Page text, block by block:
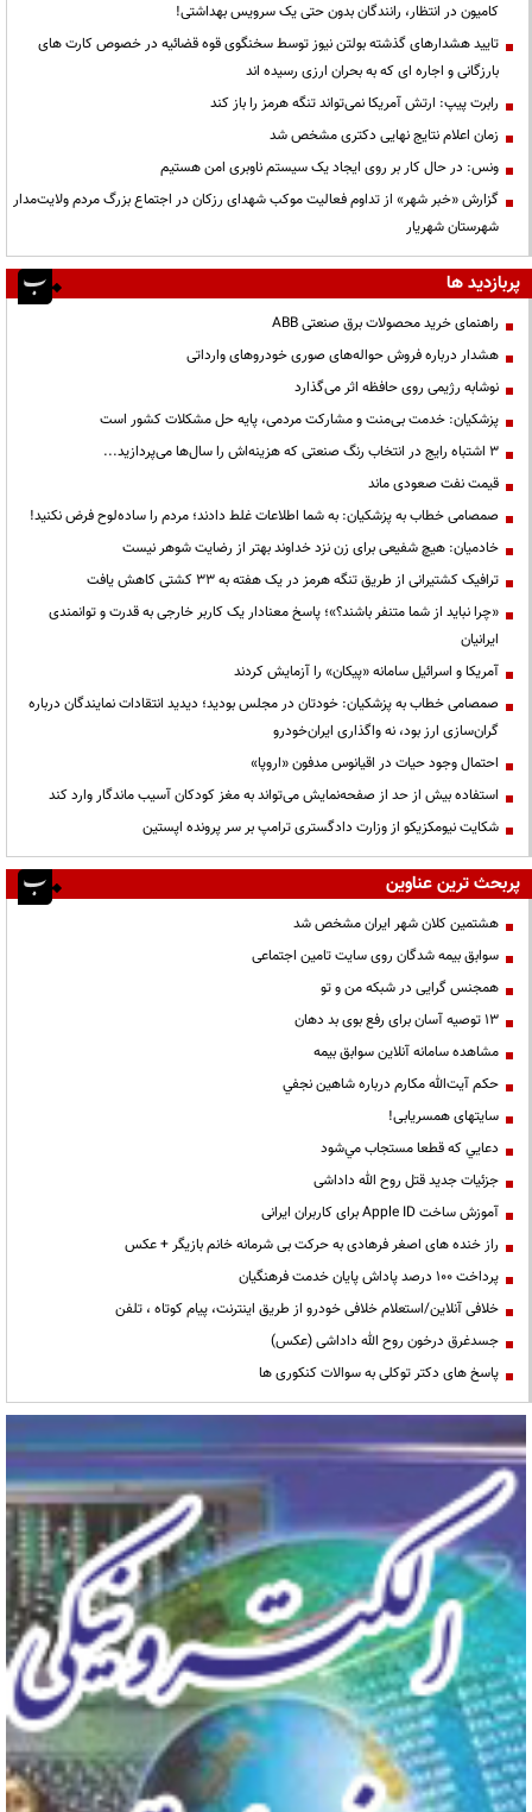
کامیون در انتظار، رانندگان بدون حتی یک سرویس بهداشتی!
تایید هشدارهای گذشته بولتن نیوز توسط سخنگوی قوه قضائیه در خصوص کارت های
بارزگانی و اجاره ای که به بحران ارزی رسیده اند
رابرت پیپ: ارتش آمریکا نمی‌تواند تنگه هرمز را باز کند
زمان اعلام نتایج نهایی دکتری مشخص شد
ونس: در حال کار بر روی ایجاد یک سیستم ناوبری امن هستیم
گزارش «خبر شهر» از تداوم فعالیت موکب شهدای رزکان در اجتماع بزرگ مردم ولایت‌مدار
شهرستان شهریار
پربازدید ها
راهنمای خرید محصولات برق صنعتی ABB
هشدار درباره فروش حواله‌های صوری خودروهای وارداتی
نوشابه رژیمی روی حافظه اثر می‌گذارد
پزشکیان: خدمت بی‌منت و مشارکت مردمی، پایه حل مشکلات کشور است
3 اشتباه رایج در انتخاب رنگ صنعتی که هزینه‌اش را سال‌ها می‌پردازید...
قیمت نفت صعودی ماند
صمصامی خطاب به پزشکیان: به شما اطلاعات غلط دادند؛ مردم را ساده‌لوح فرض نکنید!
خادمیان: هیچ شفیعی برای زن نزد خداوند بهتر از رضایت شوهر نیست
ترافیک کشتیرانی از طریق تنگه هرمز در یک هفته به ۳۳ کشتی کاهش یافت
«چرا نباید از شما متنفر باشند؟»؛ پاسخ معنادار یک کاربر خارجی به قدرت و توانمندی
ایرانیان
آمریکا و اسرائیل سامانه «پیکان» را آزمایش کردند
صمصامی خطاب به پزشکیان: خودتان در مجلس بودید؛ دیدید انتقادات نمایندگان درباره
گران‌سازی ارز بود، نه واگذاری ایران‌خودرو
احتمال وجود حیات در اقیانوس مدفون «اروپا»
استفاده بیش از حد از صفحه‌نمایش می‌تواند به مغز کودکان آسیب ماندگار وارد کند
شکایت نیومکزیکو از وزارت دادگستری ترامپ بر سر پرونده اپستین
پربحث ترین عناوین
هشتمین کلان شهر ایران مشخص شد
سوابق بیمه شدگان روی سایت تامین اجتماعی
همجنس گرایی در شبکه من و تو
13 توصیه آسان برای رفع بوی بد دهان
مشاهده سامانه آنلاين سوابق بیمه
حكم آيت‌الله مكارم درباره شاهين نجفي
سایتهای همسریابی!
دعايي كه قطعا مستجاب مي‌شود
جزئیات جدید قتل روح الله داداشی
آموزش ساخت Apple ID برای کاربران ایرانی
راز خنده های اصغر فرهادی به حرکت بی شرمانه خانم بازیگر + عکس
پرداخت ۱۰۰ درصد پاداش پایان خدمت فرهنگیان
خلافی آنلاین/استعلام خلافی خودرو از طریق اینترنت، پیام کوتاه ، تلفن
جسدغرق درخون روح الله داداشی (عکس)
پاسخ های دکتر توکلی به سوالات کنکوری ها